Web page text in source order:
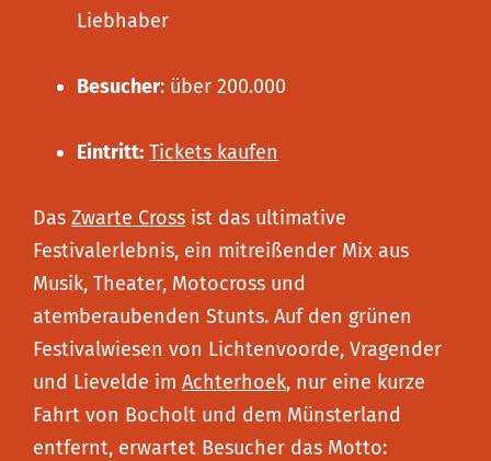
Liebhaber
Besucher: über 200.000
Eintritt: Tickets kaufen
Das Zwarte Cross ist das ultimative
Festivalerlebnis, ein mitreißender Mix aus
Musik, Theater, Motocross und
atemberaubenden Stunts. Auf den grünen
Festivalwiesen von Lichtenvoorde, Vragender
und Lievelde im Achterhoek, nur eine kurze
Fahrt von Bocholt und dem Münsterland
entfernt, erwartet Besucher das Motto: